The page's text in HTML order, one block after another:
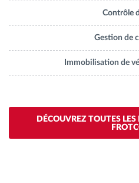
Contrôle
Gestion de
Immobilisation de
DÉCOUVREZ TOUTES